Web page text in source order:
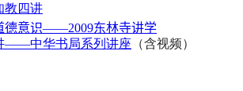
教四讲
德意识——2009东林寺讲学
——中华书局系列讲座 （含视频）